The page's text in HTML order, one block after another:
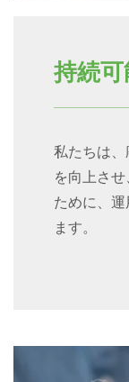
持続
私たちは
を向上さ
ために、
ます。